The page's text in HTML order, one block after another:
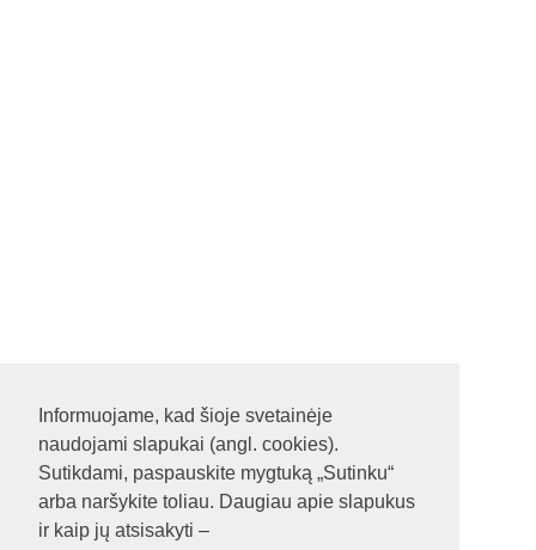
Informuojame, kad šioje svetainėje
naudojami slapukai (angl. cookies).
Sutikdami, paspauskite mygtuką „Sutinku“
arba naršykite toliau. Daugiau apie slapukus
ir kaip jų atsisakyti –